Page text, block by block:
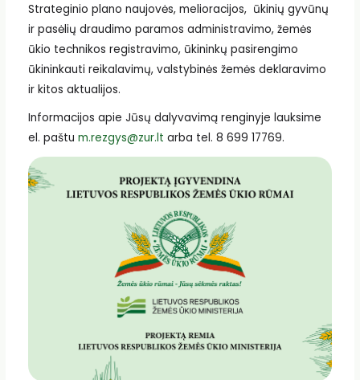
Strateginio plano naujovės, melioracijos, ūkinių gyvūnų
ir pasėlių draudimo paramos administravimo, žemės
ūkio technikos registravimo, ūkininkų pasirengimo
ūkininkauti reikalavimų, valstybinės žemės deklaravimo
ir kitos aktualijos.
Informacijos apie Jūsų dalyvavimą renginyje lauksime
el. paštu m.rezgys@zur.lt arba tel. 8 699 17769.